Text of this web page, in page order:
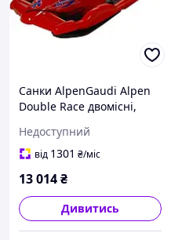
Санки AlpenGaudi Alpen
Double Race двомісні,
Недоступний
від 1301 ₴/міс
13 014₴
Дивитись